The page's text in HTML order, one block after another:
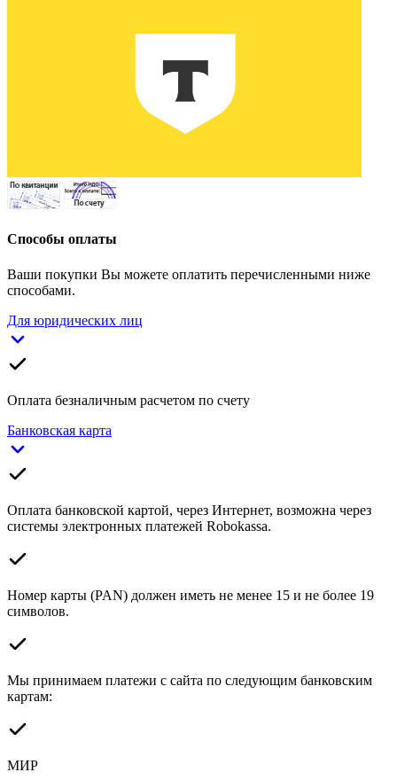
Способы оплаты
Ваши покупки Вы можете оплатить перечисленными ниже
способами.
Для юридических лиц
Оплата безналичным расчетом по счету
Банковская карта
Оплата банковской картой, через Интернет, возможна через
системы электронных платежей Robokassa.
Номер карты (PAN) должен иметь не менее 15 и не более 19
символов.
Мы принимаем платежи с сайта по следующим банковским
картам:
МИР